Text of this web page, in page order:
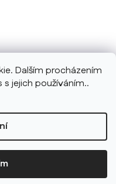
Dalším procházením
jejich používáním..